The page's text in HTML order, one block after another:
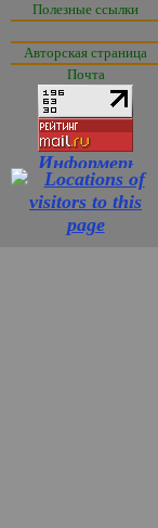
Полезные ссылки
Авторская страница
Почта